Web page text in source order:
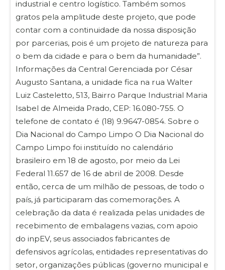
industrial e centro logístico. Também somos
gratos pela amplitude deste projeto, que pode
contar com a continuidade da nossa disposição
por parcerias, pois é um projeto de natureza para
o bem da cidade e para o bem da humanidade”.
Informações da Central Gerenciada por César
Augusto Santana, a unidade fica na rua Walter
Luiz Casteletto, 513, Bairro Parque Industrial Maria
Isabel de Almeida Prado, CEP: 16.080-755. O
telefone de contato é (18) 9.9647-0854. Sobre o
Dia Nacional do Campo Limpo O Dia Nacional do
Campo Limpo foi instituído no calendário
brasileiro em 18 de agosto, por meio da Lei
Federal 11.657 de 16 de abril de 2008. Desde
então, cerca de um milhão de pessoas, de todo o
país, já participaram das comemorações. A
celebração da data é realizada pelas unidades de
recebimento de embalagens vazias, com apoio
do inpEV, seus associados fabricantes de
defensivos agrícolas, entidades representativas do
setor, organizações públicas (governo municipal e